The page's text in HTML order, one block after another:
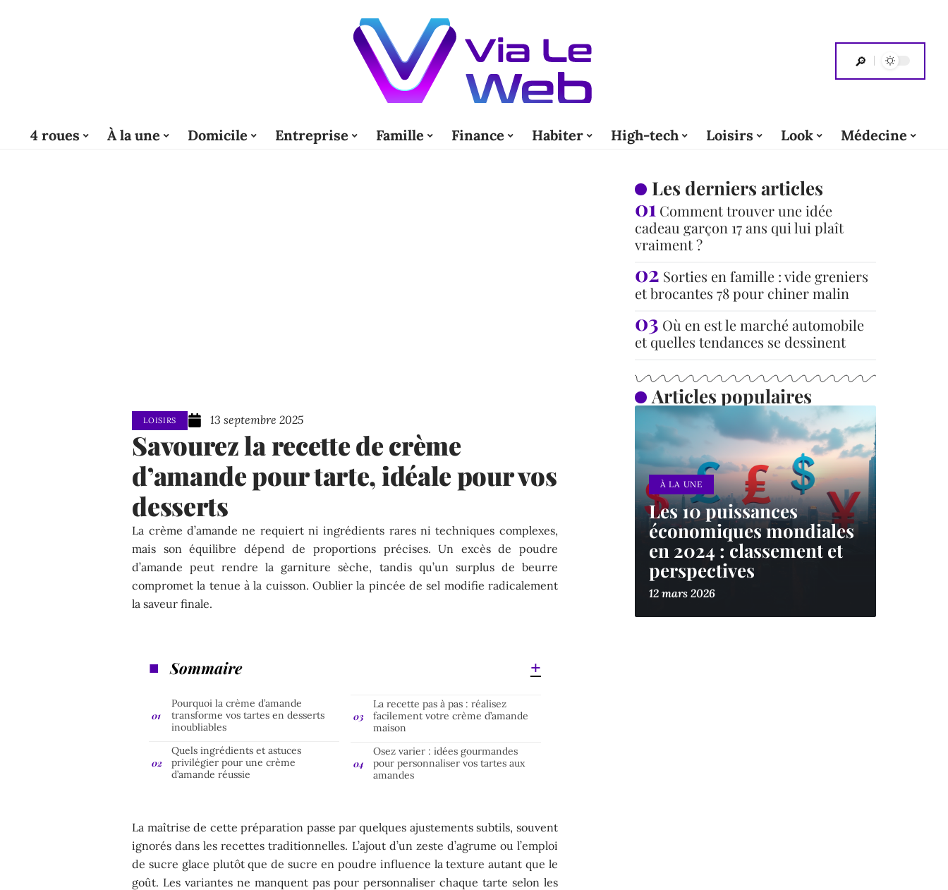
4 roues À la une Domicile Entreprise Famille Finance Habiter High-tech Loisirs Look Médecine
LOISIRS 13 septembre 2025
Savourez la recette de crème
d’amande pour tarte, idéale pour vos
desserts
La crème d’amande ne requiert ni ingrédients rares ni techniques complexes,
mais son équilibre dépend de proportions précises. Un excès de poudre
d’amande peut rendre la garniture sèche, tandis qu’un surplus de beurre
compromet la tenue à la cuisson. Oublier la pincée de sel modifie radicalement
la saveur finale.
Sommaire
Pourquoi la crème d’amande
transforme vos tartes en desserts
inoubliables
Quels ingrédients et astuces
privilégier pour une crème
d’amande réussie
La recette pas à pas : réalisez
facilement votre crème d’amande
maison
Osez varier : idées gourmandes
pour personnaliser vos tartes aux
amandes
La maîtrise de cette préparation passe par quelques ajustements subtils, souvent
ignorés dans les recettes traditionnelles. L’ajout d’un zeste d’agrume ou l’emploi
de sucre glace plutôt que de sucre en poudre influence la texture autant que le
goût. Les variantes ne manquent pas pour personnaliser chaque tarte selon les
Les derniers articles
Comment trouver une idée
cadeau garçon 17 ans qui lui plaît
vraiment ?
Sorties en famille : vide greniers
et brocantes 78 pour chiner malin
Où en est le marché automobile
et quelles tendances se dessinent
Articles populaires
À LA UNE
Les 10 puissances
économiques mondiales
en 2024 : classement et
perspectives
12 mars 2026